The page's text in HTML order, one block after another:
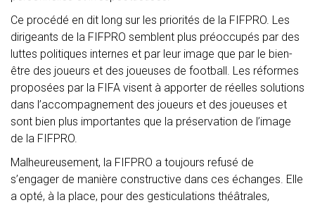
Ce procédé en dit long sur les priorités de la FIFPRO. Les
dirigeants de la FIFPRO semblent plus préoccupés par des
luttes politiques internes et par leur image que par le bien-
être des joueurs et des joueuses de football. Les réformes
proposées par la FIFA visent à apporter de réelles solutions
dans l’accompagnement des joueurs et des joueuses et
sont bien plus importantes que la préservation de l’image
de la FIFPRO.
Malheureusement, la FIFPRO a toujours refusé de
s’engager de manière constructive dans ces échanges. Elle
a opté, à la place, pour des gesticulations théâtrales,